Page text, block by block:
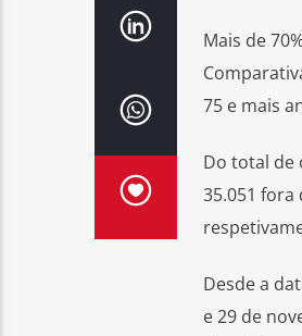
Mais de
75 e mais
Do total de
35.051
Desde a
e 29 de